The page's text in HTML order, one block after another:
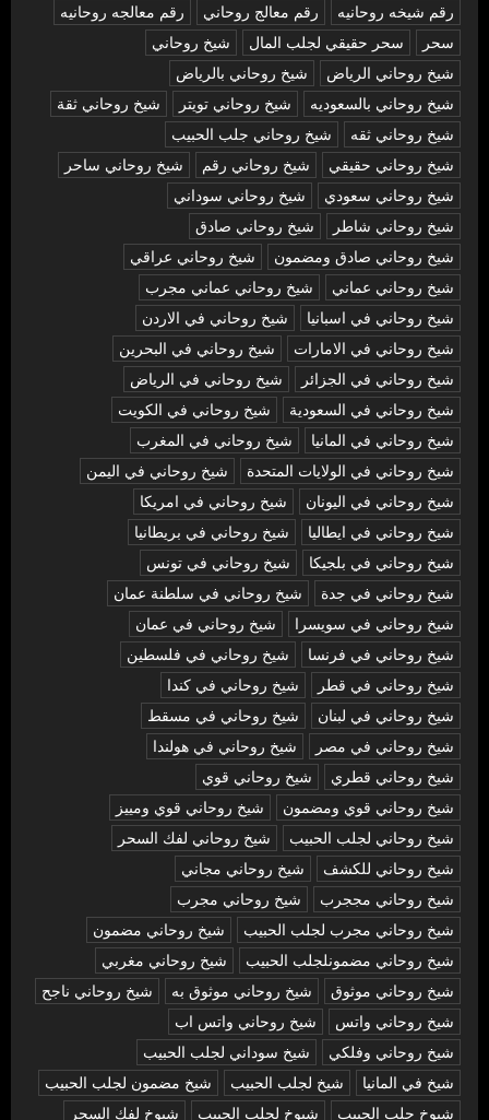
رقم شيخه روحانيه
رقم معالج روحاني
رقم معالجه روحانيه
سحر
سحر حقيقي لجلب المال
شيخ روحاني
شيخ روحاني الرياض
شيخ روحاني بالرياض
شيخ روحاني بالسعوديه
شيخ روحاني تويتر
شيخ روحاني ثقة
شيخ روحاني ثقه
شيخ روحاني جلب الحبيب
شيخ روحاني حقيقي
شيخ روحاني رقم
شيخ روحاني ساحر
شيخ روحاني سعودي
شيخ روحاني سوداني
شيخ روحاني شاطر
شيخ روحاني صادق
شيخ روحاني صادق ومضمون
شيخ روحاني عراقي
شيخ روحاني عماني
شيخ روحاني عماني مجرب
شيخ روحاني في اسبانيا
شيخ روحاني في الاردن
شيخ روحاني في الامارات
شيخ روحاني في البحرين
شيخ روحاني في الجزائر
شيخ روحاني في الرياض
شيخ روحاني في السعودية
شيخ روحاني في الكويت
شيخ روحاني في المانيا
شيخ روحاني في المغرب
شيخ روحاني في الولايات المتحدة
شيخ روحاني في اليمن
شيخ روحاني في اليونان
شيخ روحاني في امريكا
شيخ روحاني في ايطاليا
شيخ روحاني في بريطانيا
شيخ روحاني في بلجيكا
شيخ روحاني في تونس
شيخ روحاني في جدة
شيخ روحاني في سلطنة عمان
شيخ روحاني في سويسرا
شيخ روحاني في عمان
شيخ روحاني في فرنسا
شيخ روحاني في فلسطين
شيخ روحاني في قطر
شيخ روحاني في كندا
شيخ روحاني في لبنان
شيخ روحاني في مسقط
شيخ روحاني في مصر
شيخ روحاني في هولندا
شيخ روحاني قطري
شيخ روحاني قوي
شيخ روحاني قوي ومضمون
شيخ روحاني قوي ومييز
شيخ روحاني لجلب الحبيب
شيخ روحاني لفك السحر
شيخ روحاني للكشف
شيخ روحاني مجاني
شيخ روحاني مججرب
شيخ روحاني مجرب
شيخ روحاني مجرب لجلب الحبيب
شيخ روحاني مضمون
شيخ روحاني مضمونلجلب الحبيب
شيخ روحاني مغربي
شيخ روحاني موثوق
شيخ روحاني موثوق به
شيخ روحاني ناجح
شيخ روحاني واتس
شيخ روحاني واتس اب
شيخ روحاني وفلكي
شيخ سوداني لجلب الحبيب
شيخ في المانيا
شيخ لجلب الحبيب
شيخ مضمون لجلب الحبيب
شيوخ جلب الحبيب
شيوخ لجلب الحبيب شيوخ لفك السحر